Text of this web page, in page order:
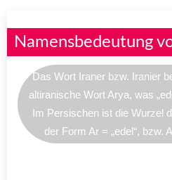
Namensbedeutung
Das Wort Iraner bzw. Iranier
altiranische Wort Arya, was
Im Persischen ist die Wurzel
der Form Ar = „edel“, bzw.